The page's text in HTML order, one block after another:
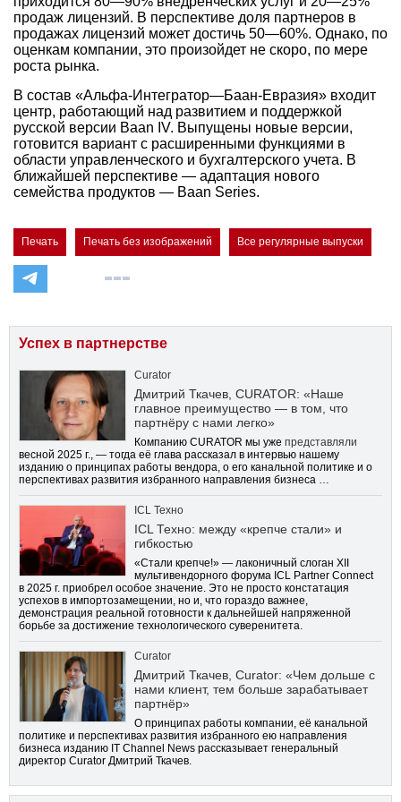
продаж лицензий. В перспективе доля партнеров в
продажах лицензий может достичь 50—60%. Однако, по
оценкам компании, это произойдет не скоро, по мере
роста рынка.
В состав «Альфа-Интегратор—Баан-Евразия» входит
центр, работающий над развитием и поддержкой
русской версии Baan IV. Выпущены новые версии,
готовится вариант с расширенными функциями в
области управленческого и бухгалтерского учета. В
ближайшей перспективе — адаптация нового
семейства продуктов — Baan Series.
Печать Печать без изображений Все регулярные выпуски
Успех в партнерстве
Curator
Дмитрий Ткачев, CURATOR: «Наше
главное преимущество — в том, что
партнёру с нами легко»
Компанию CURATOR мы уже представляли
весной 2025 г., — тогда её глава рассказал в интервью нашему
изданию о принципах работы вендора, о его канальной политике и о
перспективах развития избранного направления бизнеса …
ICL Техно
ICL Техно: между «крепче стали» и
гибкостью
«Стали крепче!» — лаконичный слоган XII
мультивендорного форума ICL Partner Connect
в 2025 г. приобрел особое значение. Это не просто констатация
успехов в импортозамещении, но и, что гораздо важнее,
демонстрация реальной готовности к дальнейшей напряженной
борьбе за достижение технологического суверенитета.
Curator
Дмитрий Ткачев, Curator: «Чем дольше с
нами клиент, тем больше зарабатывает
партнёр»
О принципах работы компании, её канальной
политике и перспективах развития избранного ею направления
бизнеса изданию IT Channel News рассказывает генеральный
директор Curator Дмитрий Ткачев.